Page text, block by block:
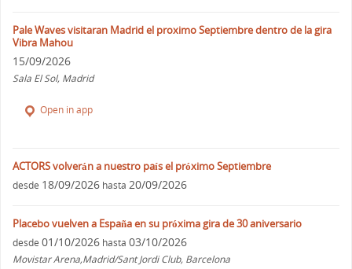
Pale Waves visitaran Madrid el proximo Septiembre dentro de la gira
Vibra Mahou
15/09/2026
Sala El Sol, Madrid
Open in app
ACTORS volverán a nuestro país el próximo Septiembre
desde 18/09/2026 hasta 20/09/2026
Placebo vuelven a España en su próxima gira de 30 aniversario
desde 01/10/2026 hasta 03/10/2026
Movistar Arena,Madrid/Sant Jordi Club, Barcelona